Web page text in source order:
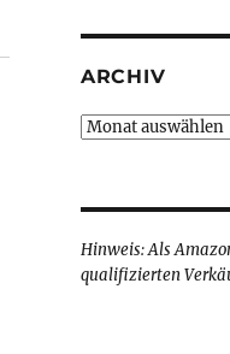
ARCHIV
Archiv
Hinweis: Als
qualifizierten